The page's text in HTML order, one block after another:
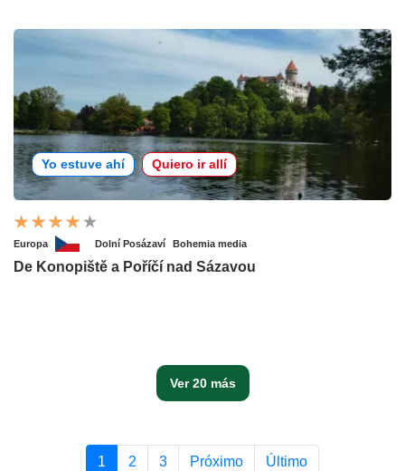
Yo estuve ahí Quiero ir allí
Europa Dolní Posázaví Bohemia media
De Konopiště a Poříčí nad Sázavou
Ver 20 más
1 2 3 Próximo Último